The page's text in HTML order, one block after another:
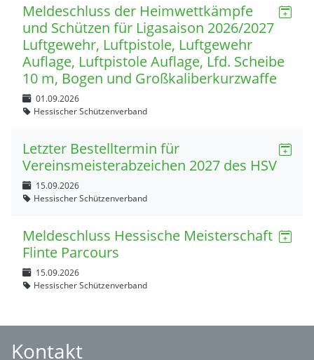
Meldeschluss der Heimwettkämpfe
und Schützen für Ligasaison 2026/2027
Luftgewehr, Luftpistole, Luftgewehr
Auflage, Luftpistole Auflage, Lfd. Scheibe
10 m, Bogen und Großkaliberkurzwaffe
01.09.2026
Hessischer Schützenverband
Letzter Bestelltermin für
Vereinsmeisterabzeichen 2027 des HSV
15.09.2026
Hessischer Schützenverband
Meldeschluss Hessische Meisterschaft
Flinte Parcours
15.09.2026
Hessischer Schützenverband
Kontakt